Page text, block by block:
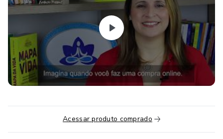
em sintonia com a manifestação de uma vida mais
próspera e feliz, possibilitando à cocriação de infinitas
possibilidades com o Universo.
Convido você a conhecer o Caminho de Evolução Pessoal, o
CEP, o revolucionário treinamento online de iniciação a
Expansão da Consciência.
Acessar produto comprado